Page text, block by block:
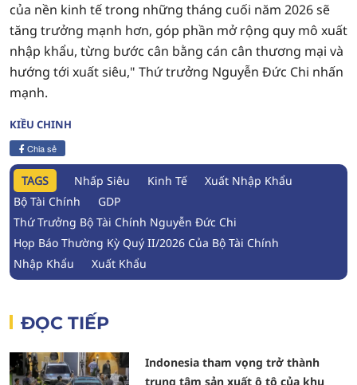
của nền kinh tế trong những tháng cuối năm 2026 sẽ
tăng trưởng mạnh hơn, góp phần mở rộng quy mô xuất
nhập khẩu, từng bước cân bằng cán cân thương mại và
hướng tới xuất siêu," Thứ trưởng Nguyễn Đức Chi nhấn
mạnh.
KIỀU CHINH
Chia sẻ
TAGS Nhấp Siêu Kinh Tế
Xuất Nhập Khẩu
Bộ Tài Chính
GDP
Thứ Trưởng Bộ Tài Chính Nguyễn Đức Chi
Họp Báo Thường Kỳ Quý II/2026 Của Bộ Tài Chính
Nhập Khẩu
Xuất Khẩu
ĐỌC TIẾP
Indonesia tham vọng trở thành
trung tâm sản xuất ô tô của khu